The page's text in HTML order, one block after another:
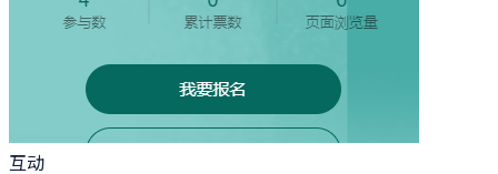
互动